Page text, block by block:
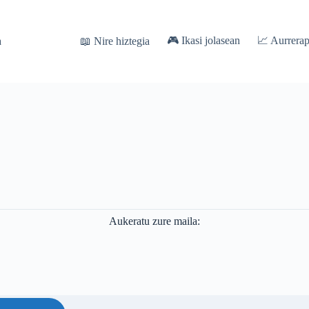
📖 Nire hiztegia 🎮 Ikasi jolasean 📈
Aukeratu zure maila: